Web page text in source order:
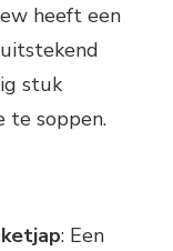
heeft een
stuk
te soppen.
: Een